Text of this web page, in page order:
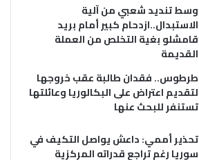
وسط تنديد شعبي من آلية
الاستبدال..ازدحام كبير أمام بريد
قامشلو بغية التخلص من العملة
القديمة
طرطوس.. فقدان طالبة عقب خروجها
لتقديم اعتراض على البكالوريا وعائلتها
تستنفر للبحث عنها
تحذير أممي: داعش يواصل التكيف في
سوريا رغم تراجع قدراته المركزية